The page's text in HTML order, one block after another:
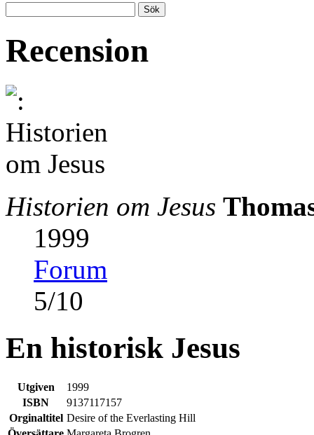
Recension
Historien om Jesus
1999
Forum
5/10
En historisk Jesus
Utgiven
1999
ISBN
9137117157
Orginaltitel Desire of the Everlasting Hill